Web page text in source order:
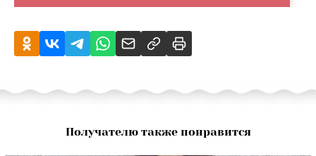
Получателю также понравится